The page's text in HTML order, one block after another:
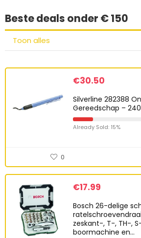
Beste deals onder € 150
Toon alles
€30.50
Silverline 282388
Gereedschap –
Already Sold: 15%
0
€17.99
Bosch 26-delige
zeskant-, T-, TH-,
boormachine en…